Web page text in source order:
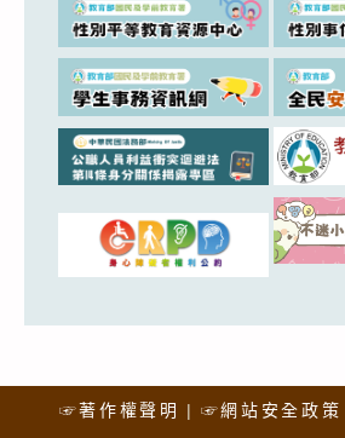
☞著作權聲明 ☞網站安全政策